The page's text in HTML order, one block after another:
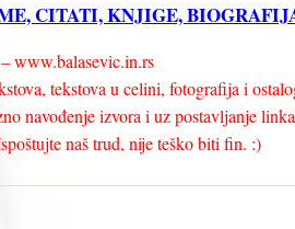
CITATI, KNJIGE,
www.balasevic.in.rs
tekstova u celini, fotografija i
navođenje izvora i uz postavljanje
naš trud, nije teško biti fin. :)